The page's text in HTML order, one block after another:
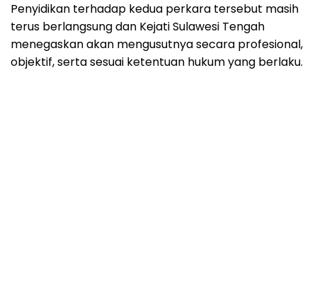
Penyidikan terhadap kedua perkara tersebut masih
terus berlangsung dan Kejati Sulawesi Tengah
menegaskan akan mengusutnya secara profesional,
objektif, serta sesuai ketentuan hukum yang berlaku.